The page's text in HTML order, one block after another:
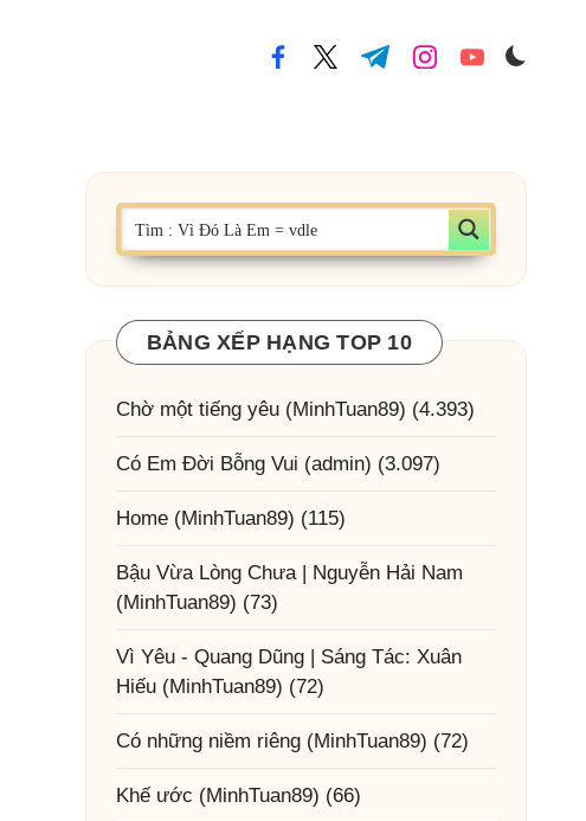
facebook.com
twitter.com
t.me instagram.com
youtube.com
BẢNG XẾP HẠNG TOP 10
Chờ một tiếng yêu (MinhTuan89) (4.393)
Có Em Đời Bỗng Vui (admin) (3.097)
Home (MinhTuan89) (115)
Bậu Vừa Lòng Chưa | Nguyễn Hải Nam
(MinhTuan89) (73)
Vì Yêu - Quang Dũng | Sáng Tác: Xuân
Hiếu (MinhTuan89) (72)
Có những niềm riêng (MinhTuan89) (72)
Khế ước (MinhTuan89) (66)